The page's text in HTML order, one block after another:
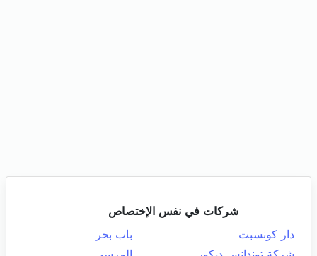
شركات في نفس الإختصاص
دار كونسبت
باب بحر